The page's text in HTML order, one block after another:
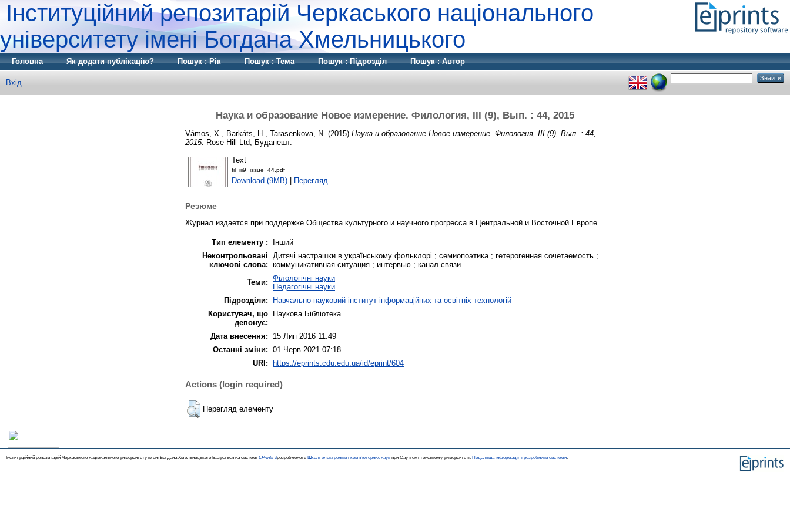
Інституційний репозитарій Черкаського національного
університету імені Богдана Хмельницького
Головна Як додати публікацію? Пошук : Рік Пошук : Тема Пошук : Підрозділ Пошук : Автор
Вхід
Наука и образование Новое измерение. Филология, III (9), Вып. : 44, 2015
Vámos, X. Barkáts, H. Tarasenkova, N. (2015) Наука и образование Новое измерение. Филология, III (9), Вып. : 44,
2015. Rose Hill Ltd, Будапешт.
Text
fil_iii9_issue_44.pdf
Download (9MB) Перегляд
Резюме
Журнал издается при поддержке Общества культурного и научного прогресса в Центральной и Восточной Европе.
Тип елементу :
Інший
Неконтрольовані
ключові слова:
Дитячі настрашки в українському фольклорі ; семиопоэтика ; гетерогенная сочетаемость ;
коммуникативная ситуация ; интервью ; канал связи
Теми: Філологічні науки
Педагогічні науки
Підрозділи:
Навчально-науковий інститут інформаційних та освітніх технологій
Користувач, що
депонує:
Наукова Бібліотека
Дата внесення:
15 Лип 2016 11:49
Останні зміни: 01 Черв 2021 07:18
URI: https://eprints.cdu.edu.ua/id/eprint/604
Actions (login required)
Перегляд елементу
Інституційний репозитарій Черкаського національного університету імені Богдана Хмельницького Базується на системі EPrints 3розробленої в Школі електроніки і комп'ютерних наук при Саутгемптонському університеті. Подальша інформація і розробники системи